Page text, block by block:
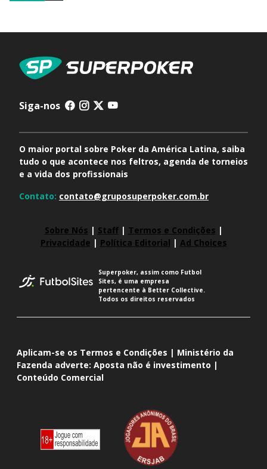
Siga-nos
O maior portal sobre Poker da América Latina, saiba
tudo o que acontece nos feltros, agenda de torneios
e a vida dos profissionais
Contato: contato@gruposuperpoker.com.br
Sobre Nós | Staff| Termos e Condições |
Privacidade | Política Editorial | Ad Choices
Superpoker, assim como Futbol
Sites, é uma empresa
pertencente à Better Collective.
Todos os direitos reservados
Aplicam-se os Termos e Condições | Ministério da
Fazenda adverte: Aposta não é investimento |
Conteúdo Comercial